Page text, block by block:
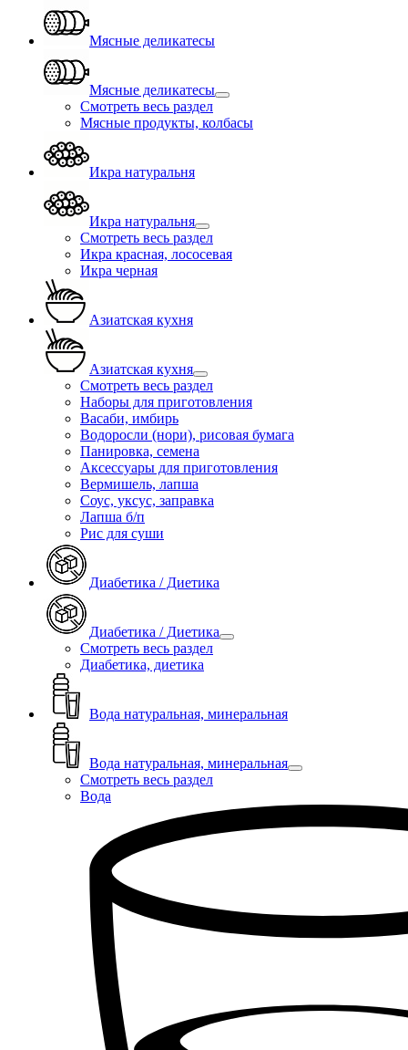
Мясные деликатесы
Мясные деликатесы
Смотреть весь раздел
Мясные продукты, колбасы
Икра натуральня
Икра натуральня
Смотреть весь раздел
Икра красная, лососевая
Икра черная
Азиатская кухня
Азиатская кухня
Смотреть весь раздел
Наборы для приготовления
Васаби, имбирь
Водоросли (нори), рисовая бумага
Панировка, семена
Аксессуары для приготовления
Вермишель, лапша
Соус, уксус, заправка
Лапша б/п
Рис для суши
Диабетика / Диетика
Диабетика / Диетика
Смотреть весь раздел
Диабетика, диетика
Вода натуральная, минеральная
Вода натуральная, минеральная
Смотреть весь раздел
Вода